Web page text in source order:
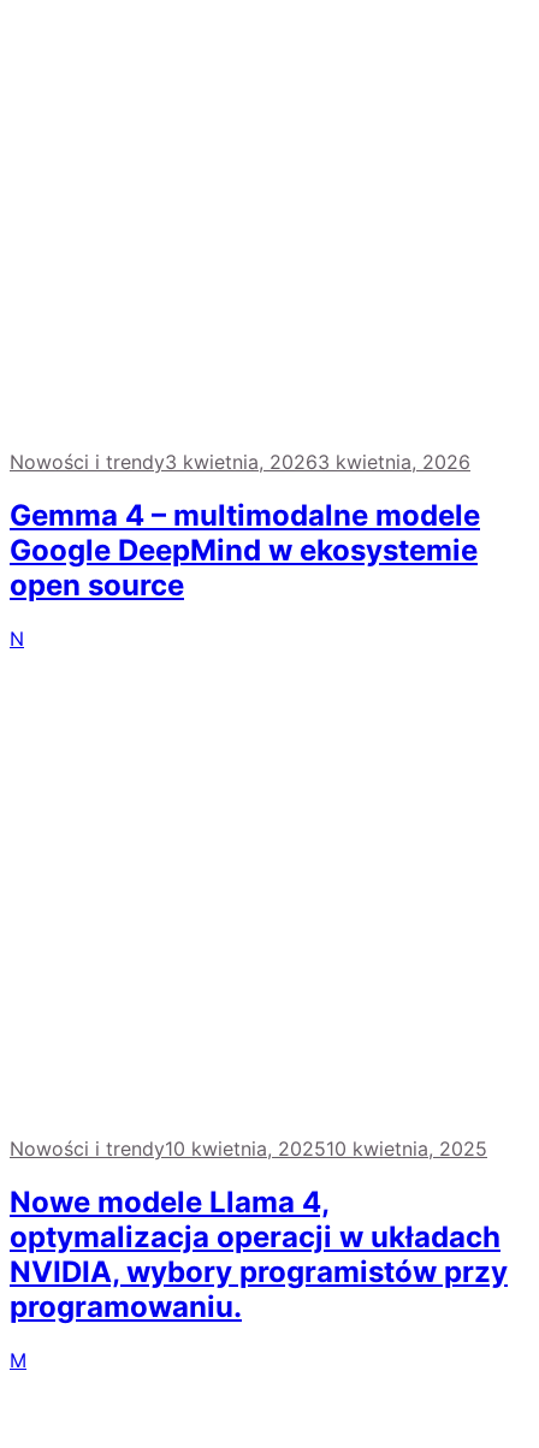
Nowości i trendy3 kwietnia, 20263 kwietnia, 2026
Gemma 4 – multimodalne modele
Google DeepMind w ekosystemie
open source
N
Nowości i trendy10 kwietnia, 202510 kwietnia, 2025
Nowe modele Llama 4,
optymalizacja operacji w układach
NVIDIA, wybory programistów przy
programowaniu.
M